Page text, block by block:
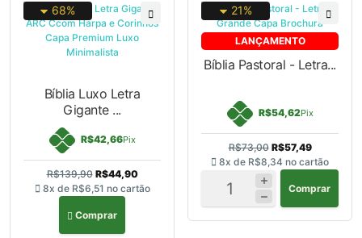
68%
Bíblia Luxo Letra
Gigante ...
R$42,66Pix
R$139,90 R$44,90
8x de R$6,51 no cartão
Comprar
LANÇAMENTO
21%
Bíblia Pastoral - Letra...
R$54,62Pix
R$73,00 R$57,49
8x de R$8,34 no cartão
Comprar